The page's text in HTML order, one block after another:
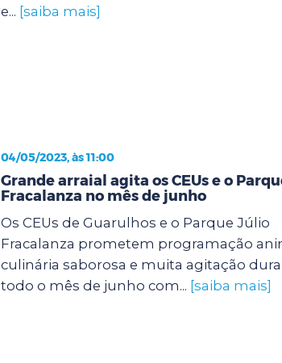
e... [saiba mais]
04/05/2023, às 11:00
Grande arraial agita os CEUs e o
Fracalanza no mês de junho
Os CEUs de Guarulhos e o Parque Júlio
Fracalanza prometem programação
culinária saborosa e muita agitação
todo o mês de junho com... [saiba mais]